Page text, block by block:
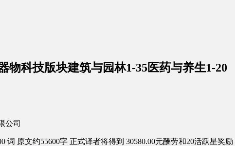
物科技版块建筑与园林1-35医药与养生1-20
公司
词 原文约55600字 正式译者将得到 30580.00元酬劳和20活跃星奖励